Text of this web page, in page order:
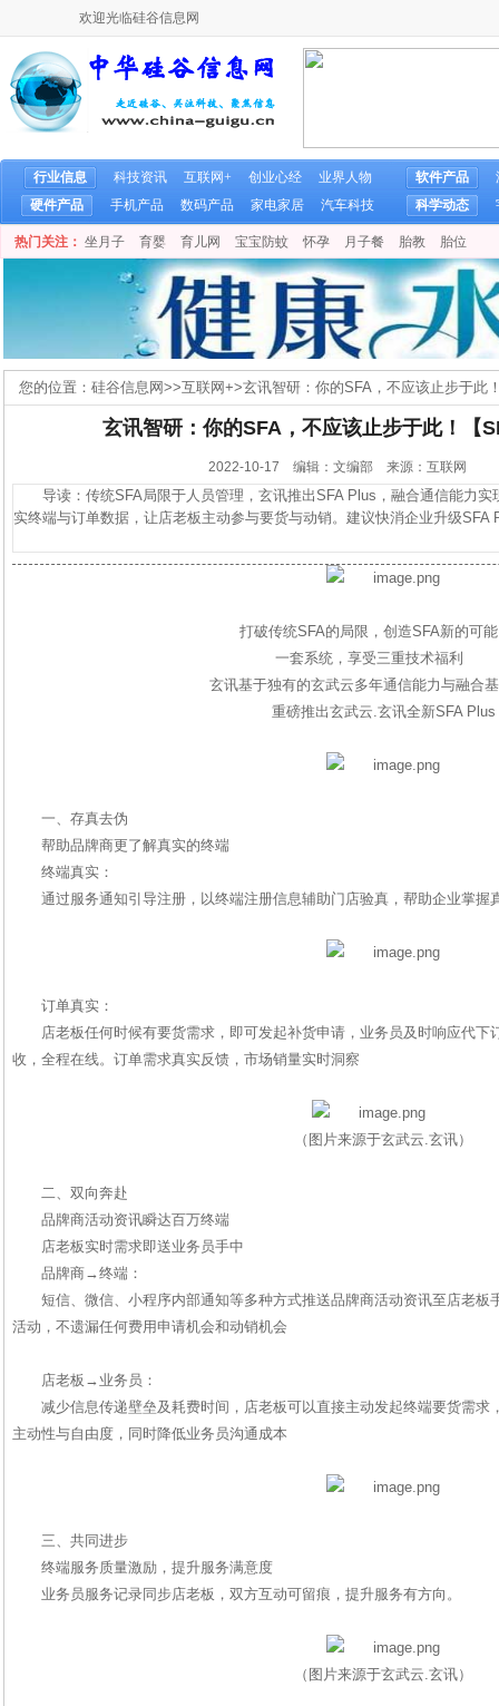
欢迎光临硅谷信息网
行业信息 科技资讯 互联网+ 创业心经
业界人物
硬件产品
手机产品 数码产品 家电家居 汽车科技
软件产品
科学动态
热门关注： 坐月子 育婴 育儿网 宝宝防蚊 怀孕 月子餐 胎教 胎位
您的位置： 硅谷信息网>>互联网+>玄讯智研：你的SFA，不应该止步于此
玄讯智研：你的SFA，不应该止步于此！【
2022-10-17 编辑：文编部 来源：互联网
导读：传统SFA局限于人员管理，玄讯推出SFA Plus，融合通信能力实
实终端与订单数据，让店老板主动参与要货与动销。建议快消企业升级SFA
打破传统SFA的局限，创造SFA新的可能
一套系统，享受三重技术福利
玄讯基于独有的玄武云多年通信能力与融合
重磅推出玄武云.玄讯全新SFA Plus
一、存真去伪
帮助品牌商更了解真实的终端
终端真实：
通过服务通知引导注册，以终端注册信息辅助门店验真，帮助企业掌握
订单真实：
店老板任何时候有要货需求，即可发起补货申请，业务员及时响应代下
收，全程在线。订单需求真实反馈，市场销量实时洞察
（图片来源于玄武云.玄讯）
二、双向奔赴
品牌商活动资讯瞬达百万终端
店老板实时需求即送业务员手中
品牌商→终端：
短信、微信、小程序内部通知等多种方式推送品牌商活动资讯至店老板
活动，不遗漏任何费用申请机会和动销机会
店老板→业务员：
减少信息传递壁垒及耗费时间，店老板可以直接主动发起终端要货需求
主动性与自由度，同时降低业务员沟通成本
三、共同进步
终端服务质量激励，提升服务满意度
业务员服务记录同步店老板，双方互动可留痕，提升服务有方向。
（图片来源于玄武云.玄讯）